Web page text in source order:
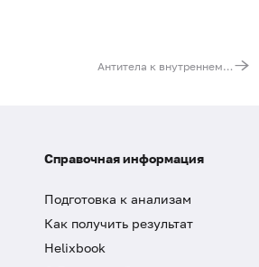
Антитела к внутреннему фактору Кастла, IgG
Справочная информация
Подготовка к анализам
Как получить результат
Helixbook